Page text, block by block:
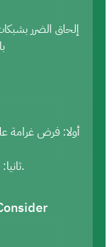
إلحاق الضرر
أولا: فرض غرامة
ثانيا: نشر هذه العقوبة في الموقع الإلكتروني للهيئة.